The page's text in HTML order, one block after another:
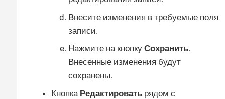
Внесите изменения в требуемые поля
записи.
Нажмите на кнопку Сохранить.
Внесенные изменения будут
сохранены.
Кнопка Редактировать рядом с